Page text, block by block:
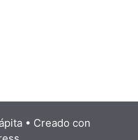
• Creado con